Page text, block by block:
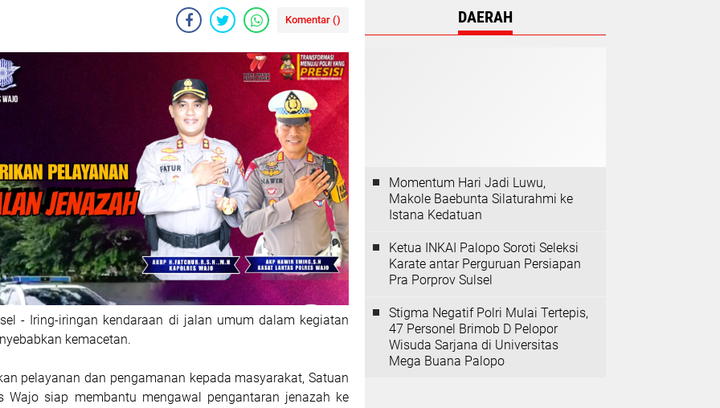
Komentar ()
- Iring-iringan kendaraan di jalan umum dalam kegiatan
kemacetan.
pelayanan dan pengamanan kepada masyarakat, Satuan
Wajo siap membantu mengawal pengantaran jenazah ke
DAERAH
Momentum Hari Jadi Luwu,
Makole Baebunta Silaturahmi ke
Istana Kedatuan
Ketua INKAI Palopo Soroti Seleksi
Karate antar Perguruan Persiapan
Pra Porprov Sulsel
Stigma Negatif Polri Mulai Tertepis,
47 Personel Brimob D Pelopor
Wisuda Sarjana di Universitas
Mega Buana Palopo